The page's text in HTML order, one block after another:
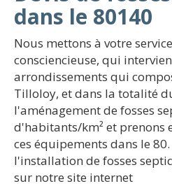
dans le 80140
Nous mettons à votre
consciencieuse, qui
arrondissements qui
Tilloloy, et dans la totalité
l'aménagement de fosses
d'habitants/km² et prenons
ces équipements dans le
l'installation de fosses
sur notre site internet